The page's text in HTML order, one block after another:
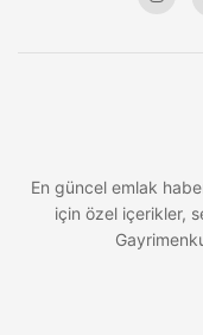
En güncel emlak
için özel içerikler,